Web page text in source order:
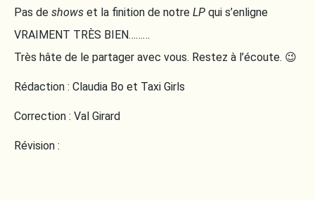
Pas de shows et la finition de notre LP qui s’enligne
VRAIMENT TRÈS BIEN………
Très hâte de le partager avec vous. Restez à l’écoute. 😉
Rédaction : Claudia Bo et Taxi Girls
Correction : Val Girard
Révision :